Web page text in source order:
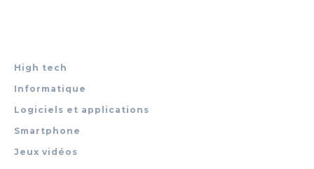
High tech
Informatique
Logiciels et applications
Smartphone
Jeux vidéos